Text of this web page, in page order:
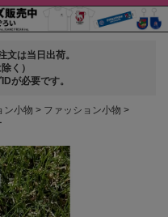
文は当日出荷。
く）
が必要です。
ン小物
ファッション小物